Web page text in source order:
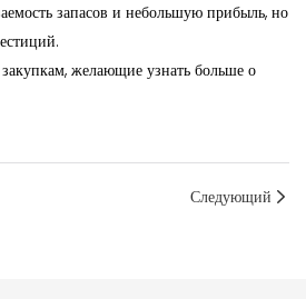
запасов и небольшую прибыль, но
желающие узнать больше о
Следующий